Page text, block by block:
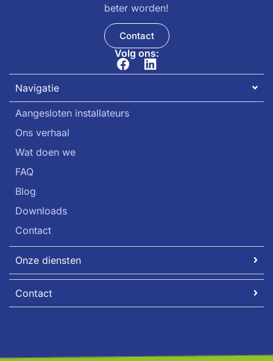
beter worden!
Contact
Volg ons:
Navigatie
Aangesloten installateurs
Ons verhaal
Wat doen we
FAQ
Blog
Downloads
Contact
Onze diensten
Contact